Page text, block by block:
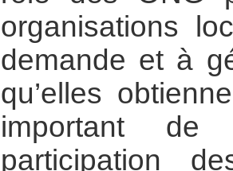
organisations
demande et à
qu’elles
important
participation